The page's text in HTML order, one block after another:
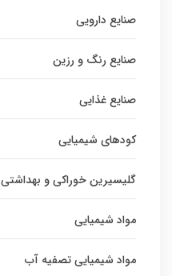
صنایع دارویی
صنایع رنگ و رزین
صنایع غذایی
کودهای شیمیایی
گلیسیرین خوراکی و بهداشتی
مواد شیمیایی
مواد شیمیایی تصفیه آب